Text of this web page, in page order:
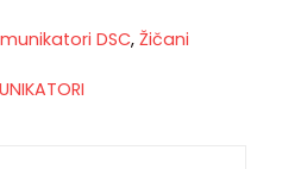
DSC, Žičani